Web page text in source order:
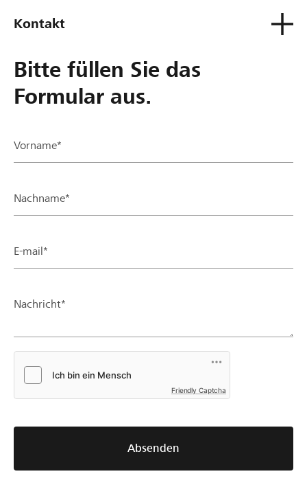
Kontakt
Bitte füllen Sie das
Formular aus.
Vorname*
Nachname*
E-mail*
Nachricht*
Friendly Captcha
Absenden